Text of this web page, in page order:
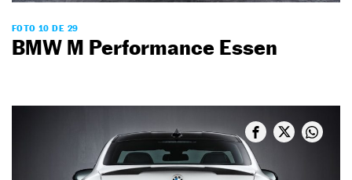
FOTO 10 DE 29
BMW M Performance Essen